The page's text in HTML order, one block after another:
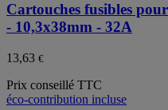
Cartouches fusibles
- 10,3x38mm - 32A
13,63 €
Prix conseillé TTC
éco-contribution incluse